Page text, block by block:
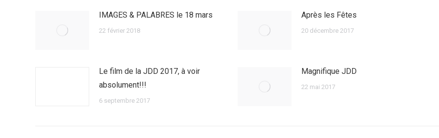
IMAGES & PALABRES le 18 mars
22 février 2018
Après les Fêtes
20 décembre 2017
Le film de la JDD 2017, à voir
absolument!!!
6 septembre 2017
Magnifique JDD
22 mai 2017